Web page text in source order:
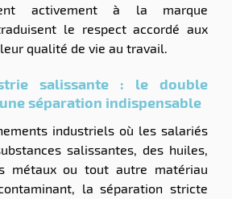
activement à la marque
le respect accordé aux
qualité de vie au travail.
salissante : le double
séparation indispensable
industriels où les salariés
salissantes, des huiles,
métaux ou tout autre matériau
la séparation stricte